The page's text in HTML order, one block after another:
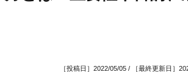
［投稿日］2022/05/05 / ［最終更新日］